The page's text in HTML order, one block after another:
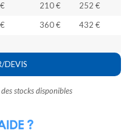
210 €
252 €
360 €
432 €
DEVIS
stocks disponibles